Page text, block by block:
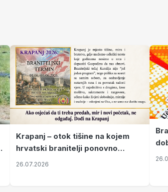
Krapanj – otok tišine na kojem
hrvatski branitelji ponovno
pronalaze mir
26.07.2026